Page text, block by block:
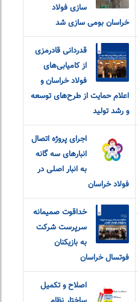
سازی فولاد
خراسان بومی سازی شد
قدردانی قادرمزی
از کامیابی‌های
فولاد خراسان و
اعلام حمایت از طرح‌های توسعه
و رشد تولید
اجرای پروژه اتصال
انبارهای سه گانه
به انبار اصلی در
فولاد خراسان
خداقوت صمیمانه
سرپرست شرکت
به بازیکنان
فوتسال خراسان
اصلاح و تکمیل